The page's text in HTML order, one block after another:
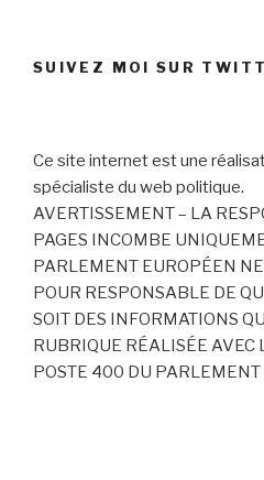
SUIVEZ MOI SUR
Ce site internet est une
spécialiste du web politique.
AVERTISSEMENT – LA
PAGES INCOMBE
PARLEMENT EUROPÉEN
POUR RESPONSABLE DE
SOIT DES INFORMATIONS
RUBRIQUE RÉALISÉE AVEC
POSTE 400 DU PARLEMENT